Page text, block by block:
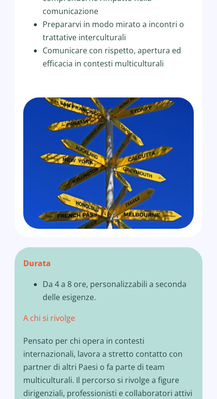
comunicazione
Prepararvi in modo mirato a incontri o
trattative interculturali
Comunicare con rispetto, apertura ed
efficacia in contesti multiculturali
Durata
Da 4 a 8 ore, personalizzabili a seconda
delle esigenze.
A chi si rivolge
Pensato per chi opera in contesti
internazionali, lavora a stretto contatto con
partner di altri Paesi o fa parte di team
multiculturali. Il percorso si rivolge a figure
dirigenziali, professionisti e collaboratori attivi